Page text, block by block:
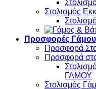
Στολισμός
Προσφορές Γάμου
Προσφορά
Προσφορά
ΓΑΜΟΥ
Στολισμός